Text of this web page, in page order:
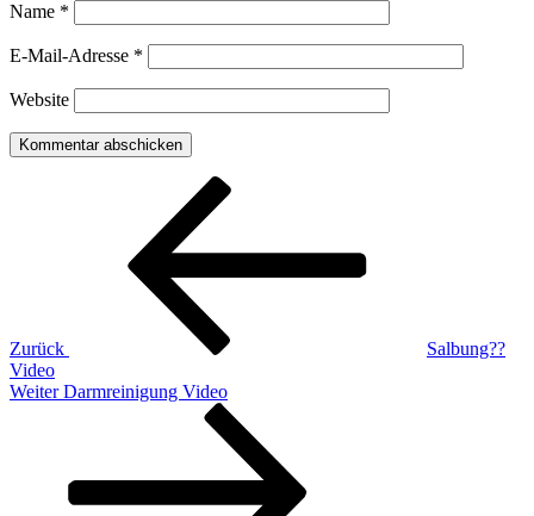
Name *
E-Mail-Adresse *
Website
Beitragsnavigation
Zurück
Salbung??
Video
Nächster
Weiter Darmreinigung Video